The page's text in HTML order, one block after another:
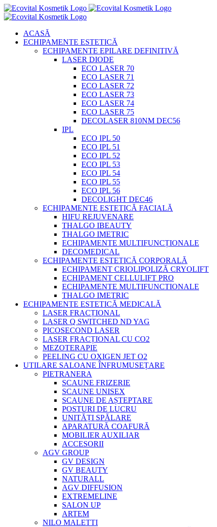
Skip
to
ACASĂ
ECHIPAMENTE ESTETICĂ
ECHIPAMENTE EPILARE DEFINITIVĂ
LASER DIODE
ECO LASER 70
ECO LASER 71
ECO LASER 72
ECO LASER 73
ECO LASER 74
ECO LASER 75
DECOLASER 810NM DEC56
IPL
ECO IPL 50
ECO IPL 51
ECO IPL 52
ECO IPL 53
ECO IPL 54
ECO IPL 55
ECO IPL 56
DECOLIGHT DEC46
ECHIPAMENTE ESTETICĂ FACIALĂ
HIFU REJUVENARE
THALGO IBEAUTY
THALGO IMETRIC
ECHIPAMENTE MULTIFUNCȚIONALE
DECOMEDICAL
ECHIPAMENTE ESTETICĂ CORPORALĂ
ECHIPAMENT CRIOLIPOLIZĂ CRYOLIFT
ECHIPAMENT CELLULIFT PRO
ECHIPAMENTE MULTIFUNCTIONALE
THALGO IMETRIC
ECHIPAMENTE ESTETICĂ MEDICALĂ
LASER FRACȚIONAL
LASER Q SWITCHED ND YAG
PICOSECOND LASER
LASER FRACȚIONAL CU CO2
MEZOTERAPIE
PEELING CU OXIGEN JET O2
UTILARE SALOANE ÎNFRUMUSEȚARE
PIETRANERA
SCAUNE FRIZERIE
SCAUNE UNISEX
SCAUNE DE AȘTEPTARE
POSTURI DE LUCRU
UNITĂȚI SPĂLARE
APARATURĂ COAFURĂ
MOBILIER AUXILIAR
ACCESORII
AGV GROUP
GV DESIGN
GV BEAUTY
NATURALL
AGV DIFFUSION
EXTREMELINE
SALON UP
ARTEM
NILO MALETTI